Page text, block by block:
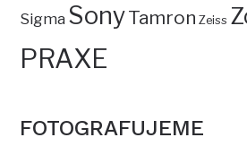
Sigma SonyTamron Zeiss
PRAXE
FOTOGRAFUJEME